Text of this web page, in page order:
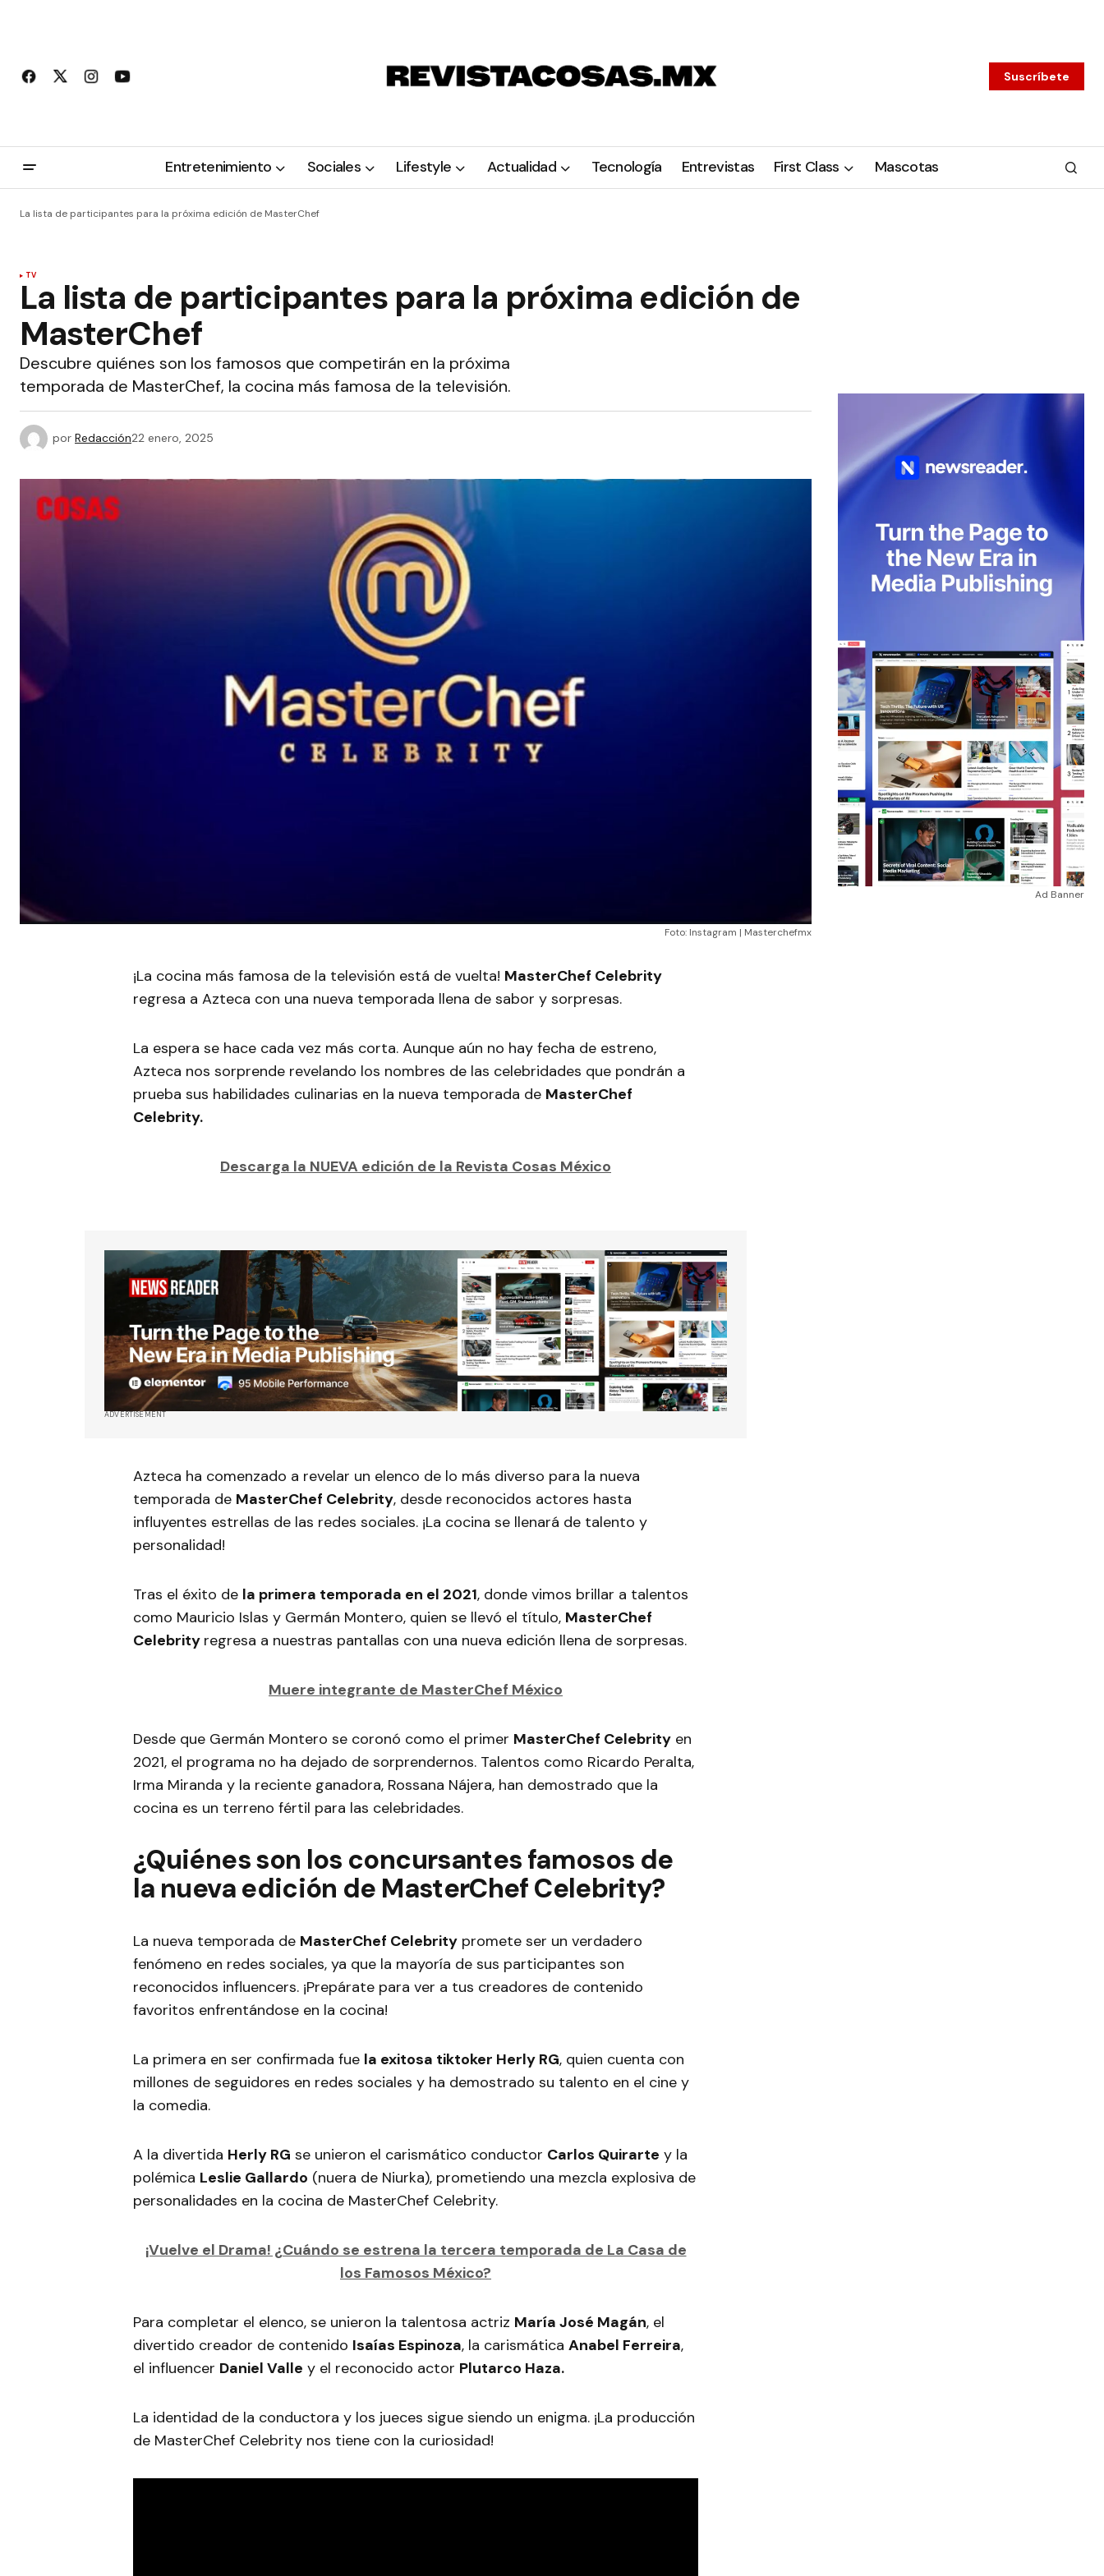
Suscríbete
Entretenimiento Sociales Lifestyle Actualidad Tecnología Entrevistas First Class Mascotas
La lista de participantes para la próxima edición de MasterChef
TV
La lista de participantes para la próxima edición de
MasterChef
Descubre quiénes son los famosos que competirán en la próxima
temporada de MasterChef, la cocina más famosa de la televisión.
por Redacción22 enero, 2025
Foto: Instagram | Masterchefmx
¡La cocina más famosa de la televisión está de vuelta! MasterChef Celebrity
regresa a Azteca con una nueva temporada llena de sabor y sorpresas.
La espera se hace cada vez más corta. Aunque aún no hay fecha de estreno,
Azteca nos sorprende revelando los nombres de las celebridades que pondrán a
prueba sus habilidades culinarias en la nueva temporada de MasterChef
Celebrity.
Descarga la NUEVA edición de la Revista Cosas México
ADVERTISEMENT
Azteca ha comenzado a revelar un elenco de lo más diverso para la nueva
temporada de MasterChef Celebrity, desde reconocidos actores hasta
influyentes estrellas de las redes sociales. ¡La cocina se llenará de talento y
personalidad!
Tras el éxito de la primera temporada en el 2021, donde vimos brillar a talentos
como Mauricio Islas y Germán Montero, quien se llevó el título, MasterChef
Celebrity regresa a nuestras pantallas con una nueva edición llena de sorpresas.
Muere integrante de MasterChef México
Desde que Germán Montero se coronó como el primer MasterChef Celebrity en
2021, el programa no ha dejado de sorprendernos. Talentos como Ricardo Peralta,
Irma Miranda y la reciente ganadora, Rossana Nájera, han demostrado que la
cocina es un terreno fértil para las celebridades.
¿Quiénes son los concursantes famosos de
la nueva edición de MasterChef Celebrity?
La nueva temporada de MasterChef Celebrity promete ser un verdadero
fenómeno en redes sociales, ya que la mayoría de sus participantes son
reconocidos influencers. ¡Prepárate para ver a tus creadores de contenido
favoritos enfrentándose en la cocina!
La primera en ser confirmada fue la exitosa tiktoker Herly RG, quien cuenta con
millones de seguidores en redes sociales y ha demostrado su talento en el cine y
la comedia.
A la divertida Herly RG se unieron el carismático conductor Carlos Quirarte y la
polémica Leslie Gallardo (nuera de Niurka), prometiendo una mezcla explosiva de
personalidades en la cocina de MasterChef Celebrity.
¡Vuelve el Drama! ¿Cuándo se estrena la tercera temporada de La Casa de
los Famosos México?
Para completar el elenco, se unieron la talentosa actriz María José Magán, el
divertido creador de contenido Isaías Espinoza, la carismática Anabel Ferreira,
el influencer Daniel Valle y el reconocido actor Plutarco Haza.
La identidad de la conductora y los jueces sigue siendo un enigma. ¡La producción
de MasterChef Celebrity nos tiene con la curiosidad!
Ad Banner